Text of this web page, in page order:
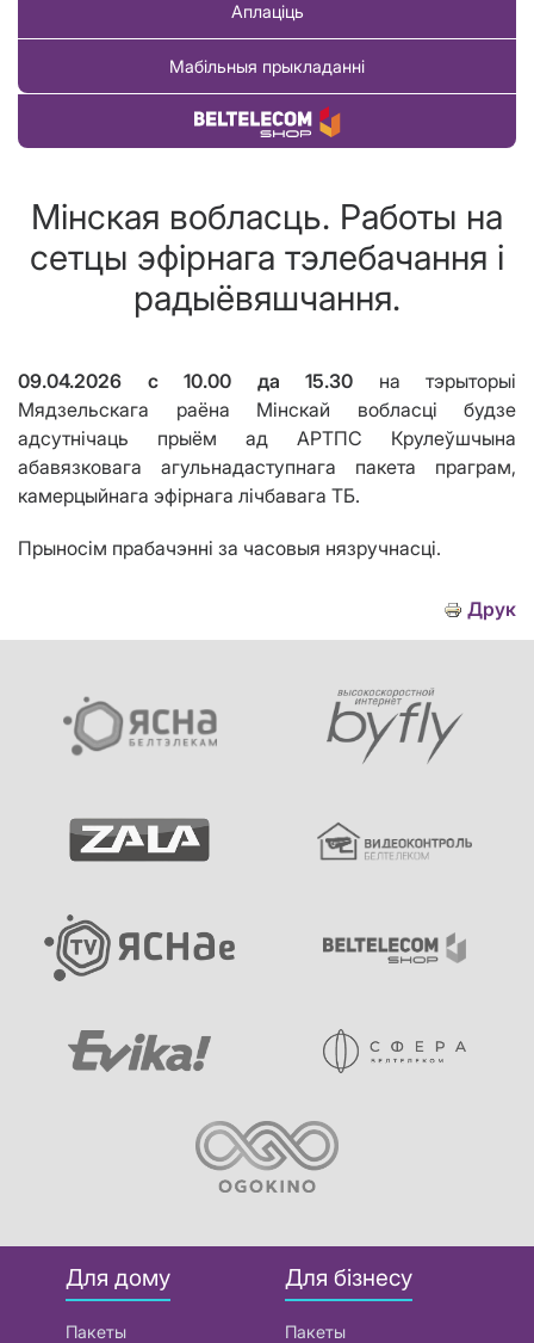
Аплаціць
Мабільныя прыкладанні
Купіць тавар
Мінская вобласць. Работы на
сетцы эфірнага тэлебачання і
радыёвяшчання.
09.04.2026 c 10.00 да 15.30 на тэрыторыі
Мядзельскага раёна Мінскай вобласці будзе
адсутнічаць прыём ад АРТПС Крулеўшчына
абавязковага агульнадаступнага пакета праграм,
камерцыйнага эфірнага лічбавага ТБ.
Прыносім прабачэнні за часовыя нязручнасці.
Друк
Для дому
Пакеты
Для бізнесу
Пакеты